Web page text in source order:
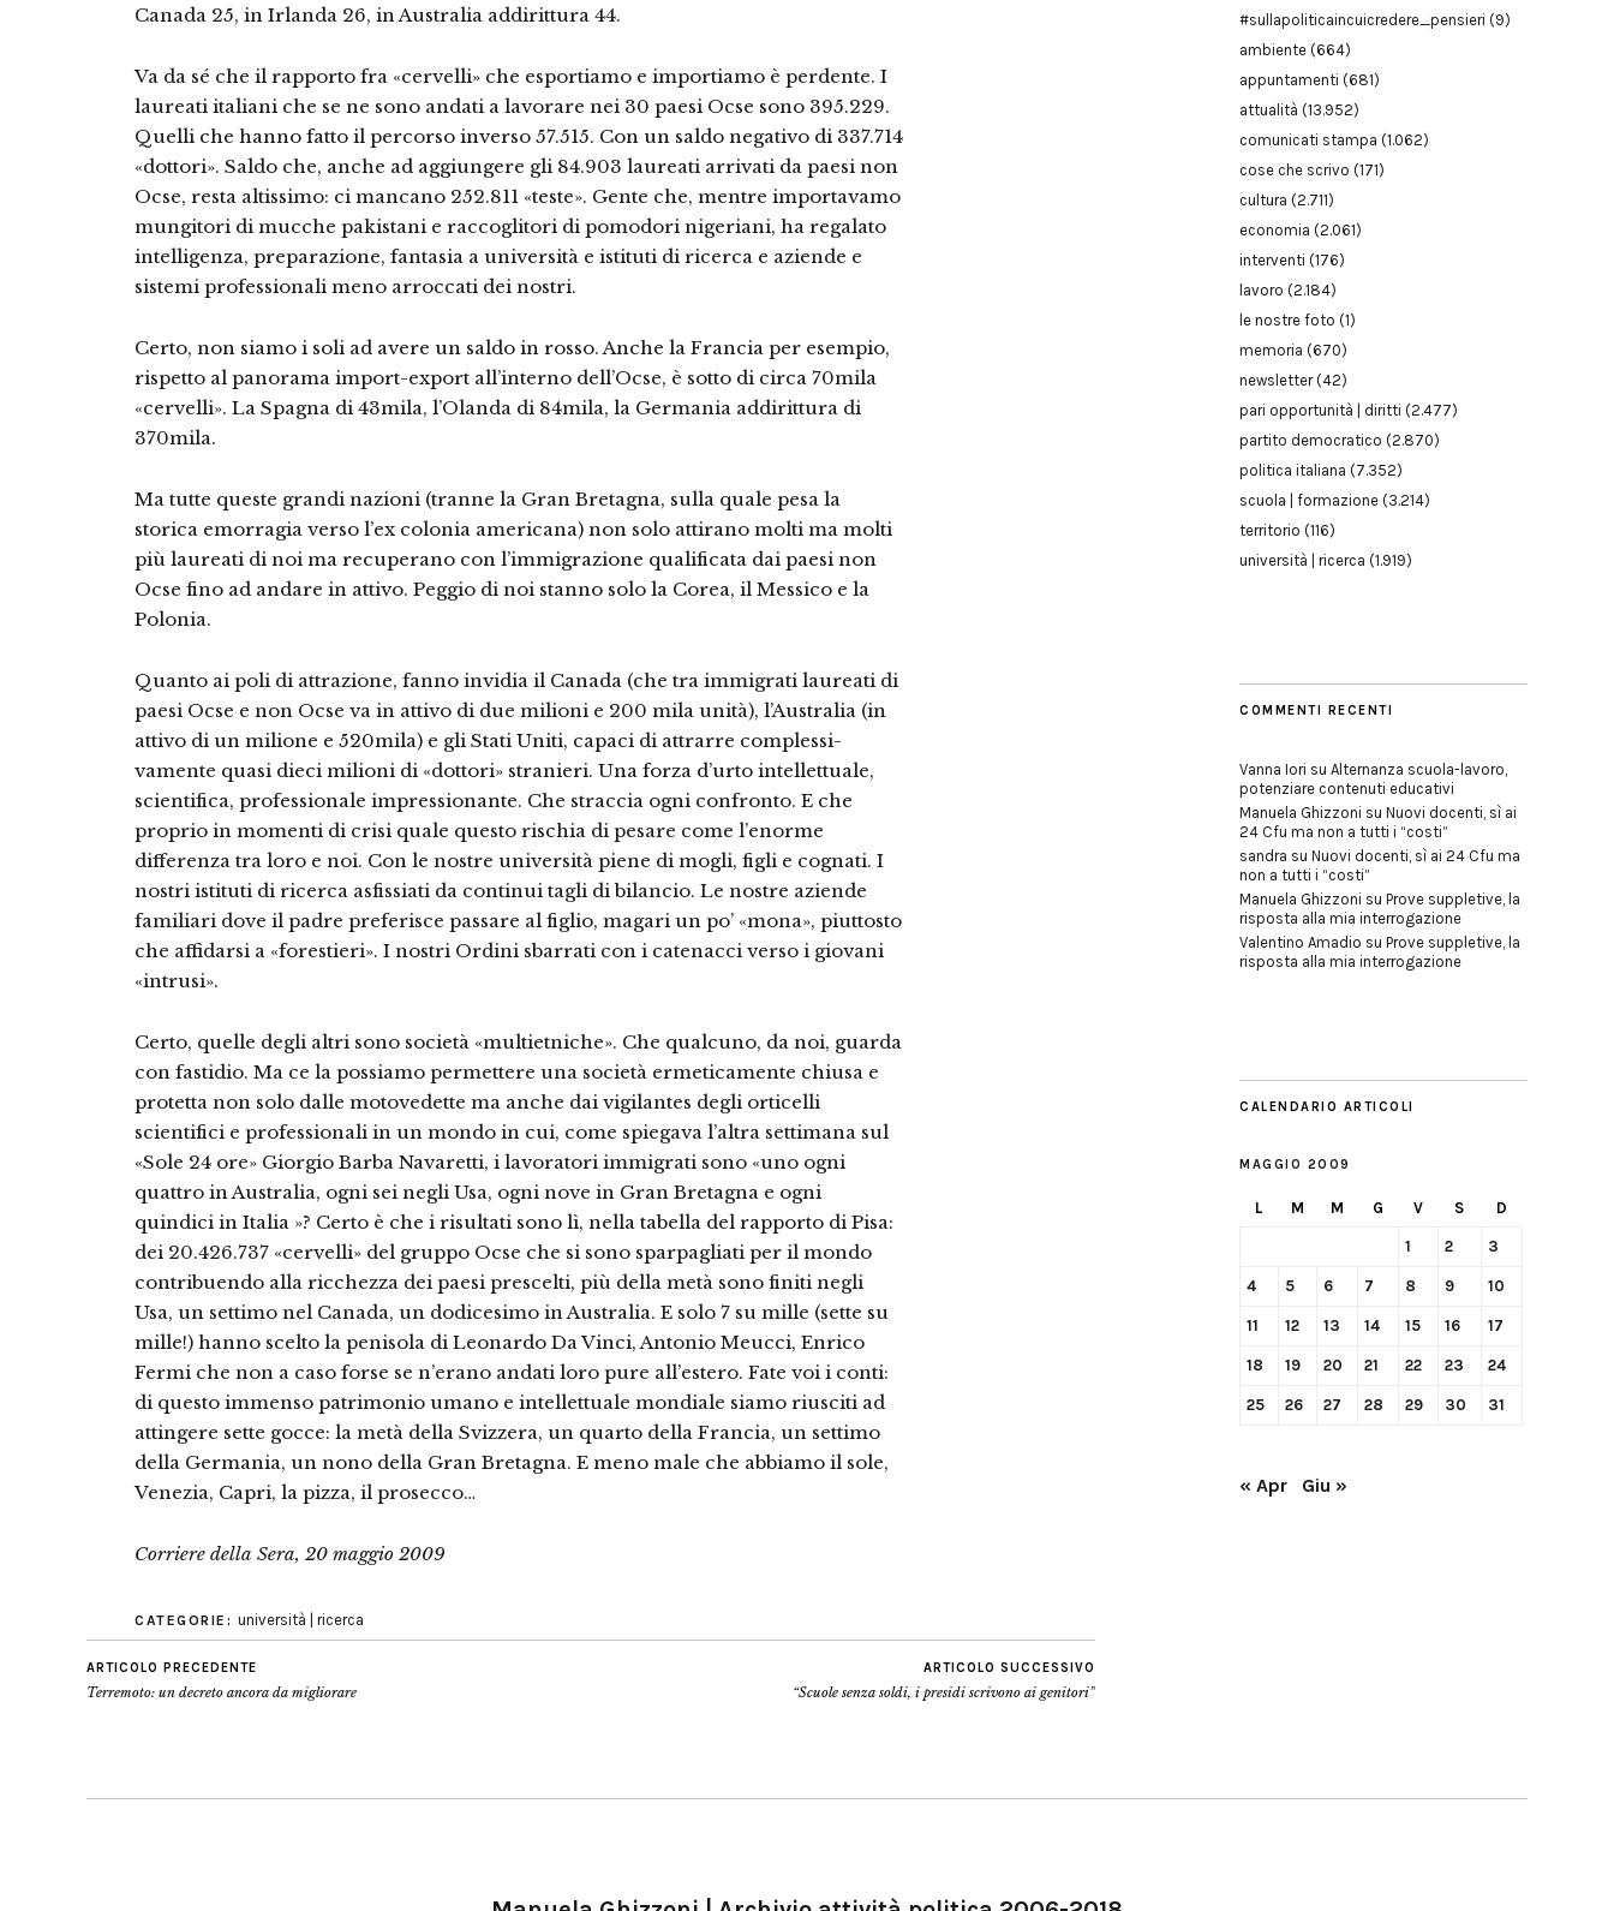
Canada 25, in Irlanda 26, in Australia addirittura 44.
Va da sé che il rapporto fra «cervelli» che esportiamo e importiamo è perden­te. I
laureati italiani che se ne sono anda­ti a lavorare nei 30 paesi Ocse sono 395.229.
Quelli che hanno fatto il percor­so inverso 57.515. Con un saldo negati­vo di 337.714
«dottori». Saldo che, an­che ad aggiungere gli 84.903 laureati arri­vati da paesi non
Ocse, resta altissimo: ci mancano 252.811 «teste». Gente che, mentre importavamo
mungitori di muc­che pakistani e raccoglitori di pomodori nigeriani, ha regalato
intelligenza, prepa­razione, fantasia a università e istituti di ricerca e aziende e
sistemi professionali meno arroccati dei nostri.
Certo, non siamo i soli ad avere un sal­do in rosso. Anche la Francia per esem­pio,
rispetto al panorama import-export all’interno dell’Ocse, è sotto di circa 70mila
«cervelli». La Spagna di 43mila, l’Olanda di 84mila, la Germania addirit­tura di
370mila.
Ma tutte queste grandi nazioni (tran­ne la Gran Bretagna, sulla quale pesa la
storica emorragia verso l’ex colonia ame­ricana) non solo attirano molti ma molti
più laureati di noi ma recuperano con l’immigrazione qualificata dai paesi non
Ocse fino ad andare in attivo. Peggio di noi stanno solo la Corea, il Messico e la
Polonia.
Quanto ai poli di attrazione, fanno in­vidia il Canada (che tra immigrati laurea­ti di
paesi Ocse e non Ocse va in attivo di due milioni e 200 mila unità), l’Australia (in
attivo di un milione e 520mila) e gli Stati Uniti, capaci di attrarre complessi­
vamente quasi dieci milioni di «dottori» stranieri. Una forza d’urto intellettuale,
scientifica, professionale impressionan­te. Che straccia ogni confronto. E che
proprio in momenti di crisi quale questo rischia di pesare come l’enorme
differen­za tra loro e noi. Con le nostre università piene di mogli, figli e cognati. I
nostri istituti di ricerca asfissiati da conti­nui tagli di bilancio. Le nostre azien­de
familiari dove il padre preferi­sce passare al figlio, magari un po’ «mona», piuttosto
che affidar­si a «forestieri». I nostri Ordini sbarrati con i catenacci verso i giovani
«intrusi».
Certo, quelle degli altri sono società «multietniche». Che qualcuno, da noi, guarda
con fa­stidio. Ma ce la possiamo per­mettere una società ermetica­mente chiusa e
protetta non so­lo dalle motovedette ma anche dai vigilantes degli orticelli
scientifici e professionali in un mondo in cui, come spiegava l’al­tra settimana sul
«Sole 24 ore» Giorgio Barba Navaretti, i lavoratori immigrati sono «uno ogni
quattro in Australia, ogni sei negli Usa, ogni nove in Gran Bretagna e ogni
quindici in Ita­lia »? Certo è che i risultati sono lì, nella tabella del rapporto di Pisa:
dei 20.426.737 «cervelli» del gruppo Ocse che si sono sparpagliati per il mondo
con­tribuendo alla ricchezza dei paesi prescel­ti, più della metà sono finiti negli
Usa, un settimo nel Canada, un dodicesimo in Au­stralia. E solo 7 su mille (sette su
mille!) hanno scelto la penisola di Leonardo Da Vinci, Antonio Meucci, Enrico
Fermi che non a caso forse se n’erano andati loro pure all’estero. Fate voi i conti:
di questo immenso patrimonio umano e intellet­tuale mondiale siamo riusciti ad
attinge­re sette gocce: la metà della Svizzera, un quarto della Francia, un settimo
della Germania, un nono della Gran Bretagna. E meno male che abbiamo il sole,
Vene­zia, Capri, la pizza, il prosecco…
Corriere della Sera, 20 maggio 2009
CATEGORIE: università | ricerca
ARTICOLO PRECEDENTE
Terremoto: un decreto ancora da migliorare
ARTICOLO SUCCESSIVO
“Scuole senza soldi, i presidi scrivono ai genitori”
#sullapoliticaincuicredere_pensieri (9)
ambiente (664)
appuntamenti (681)
attualità (13.952)
comunicati stampa (1.062)
cose che scrivo (171)
cultura (2.711)
economia (2.061)
interventi (176)
lavoro (2.184)
le nostre foto (1)
memoria (670)
newsletter(42)
pari opportunità | diritti (2.477)
partito democratico (2.870)
politica italiana (7.352)
scuola | formazione (3.214)
territorio (116)
università | ricerca (1.919)
COMMENTI RECENTI
Vanna Iori su Alternanza scuola-lavoro,
potenziare contenuti educativi
Manuela Ghizzoni su Nuovi docenti, sì ai
24 Cfu ma non a tutti i “costi”
sandra su Nuovi docenti, sì ai 24 Cfu ma
non a tutti i “costi”
Manuela Ghizzoni su Prove suppletive, la
risposta alla mia interrogazione
Valentino Amadio su Prove suppletive, la
risposta alla mia interrogazione
CALENDARIO ARTICOLI
MAGGIO 2009
L M M G V S D
1 2 3
4 5 6 7 8 9 10
11 12 13 14 15 16 17
18 19 20 21 22 23 24
25 26 27 28 29 30 31
« Apr Giu »